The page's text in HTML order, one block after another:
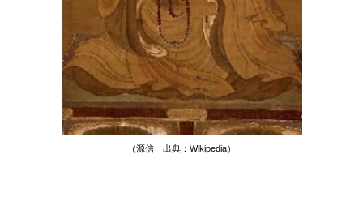
（源信 出典：Wikipedia）